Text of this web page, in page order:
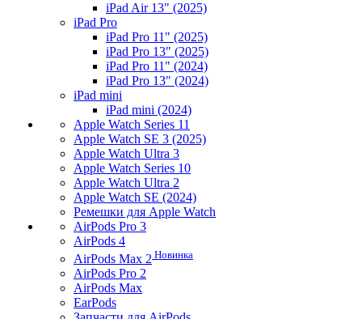
iPad Air 13" (2025)
iPad Pro
iPad Pro 11" (2025)
iPad Pro 13" (2025)
iPad Pro 11" (2024)
iPad Pro 13" (2024)
iPad mini
iPad mini (2024)
Apple Watch Series 11
Apple Watch SE 3 (2025)
Apple Watch Ultra 3
Apple Watch Series 10
Apple Watch Ultra 2
Apple Watch SE (2024)
Ремешки для Apple Watch
AirPods Pro 3
AirPods 4
AirPods Max 2 Новинка
AirPods Pro 2
AirPods Max
EarPods